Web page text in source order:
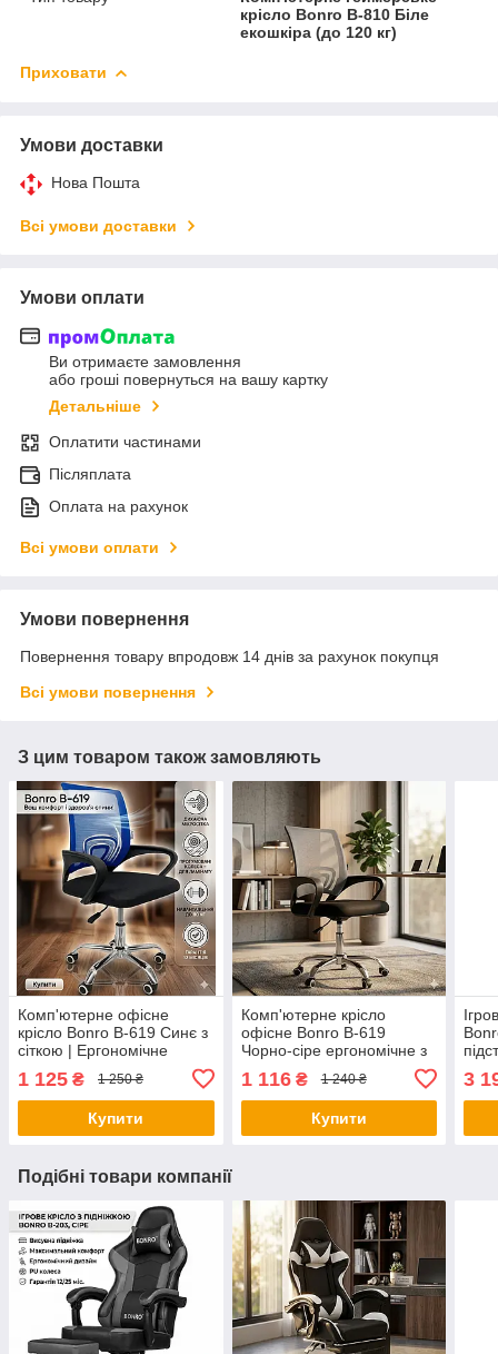
крісло Bonro B-810 Біле
екошкіра (до 120 кг)
Приховати
Умови доставки
Нова Пошта
Всі умови доставки
Умови оплати
Ви отримаєте замовлення
або гроші повернуться на вашу картку
Детальніше
Оплатити частинами
Післяплата
Оплата на рахунок
Всі умови оплати
Умови повернення
Повернення товару впродовж 14 днів за рахунок покупця
Всі умови повернення
З цим товаром також замовляють
Комп'ютерне офісне
крісло Bonro B-619 Синє з
сіткою | Ергономічне
школяра та офісу
1 125 ₴ 1 250 ₴
Купити
Комп'ютерне крісло
офісне Bonro B-619
Чорно-сіре ергономічне з
вентильованою спинкою
для дому та роботи
1 116₴ 1 240 ₴
Купити
3
Подібні товари компанії